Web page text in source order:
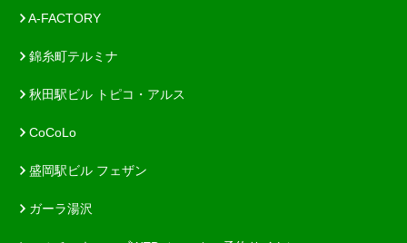
A-FACTORY
錦糸町テルミナ
秋田駅ビル トピコ・アルス
CoCoLo
盛岡駅ビル フェザン
ガーラ湯沢